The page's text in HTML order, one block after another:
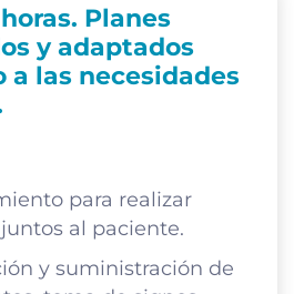
Planes
y adaptados
a las necesidades
para realizar
al paciente.
y suministración de